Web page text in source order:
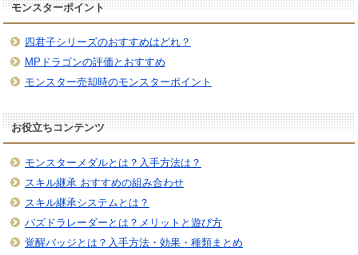
モンスターポイント
四君子シリーズのおすすめはどれ？
MPドラゴンの評価とおすすめ
モンスター売却時のモンスターポイント
お役立ちコンテンツ
モンスターメダルとは？入手方法は？
スキル継承 おすすめの組み合わせ
スキル継承システムとは？
パズドラレーダーとは？メリットと遊び方
覚醒バッジとは？入手方法・効果・種類まとめ